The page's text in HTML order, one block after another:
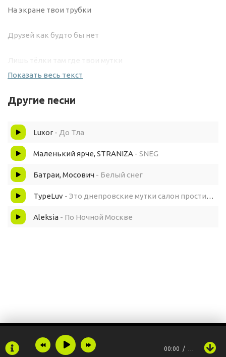
На экране твои трубки
Друзей как будто бы нет
Лишь тёлки там где твои мутки
Вы льёте душу о весне
И шутите это бы шутки
Катаясь по ночной Москве
Ты и бухие проститутки
Показать весь текст
Другие песни
Luxor - До Тла
Маленький ярче, STRANIZA - SNEG
Батраи, Мосович - Белый снег
TypeLuv - Это днепровские мутки салон проститутки
Aleksia - По Ночной Москве
00:00